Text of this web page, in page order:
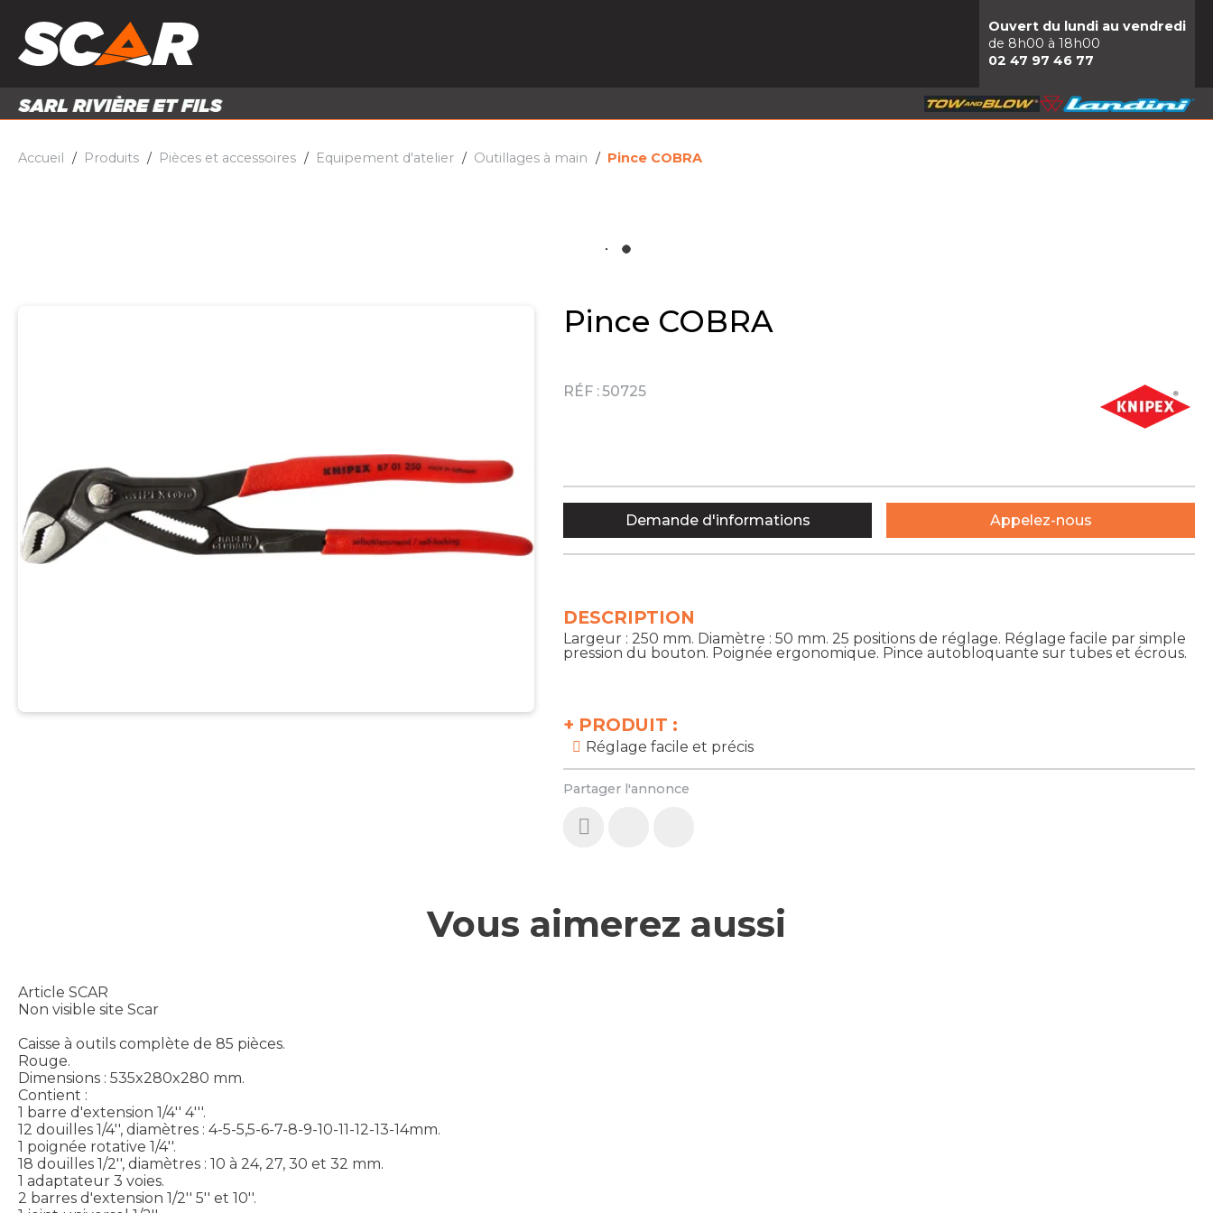
PIÈCES ET ACCESSOIRES
Ouvert du lundi au vendredi
de 8h00 à 18h00
02 47 97 46 77
Accueil Produits Pièces et accessoires Equipement d'atelier Outillages à main Pince COBRA
Pince COBRA
RÉF :50725
+ PRODUIT :
Réglage facile et précis
Partager l'annonce
DESCRIPTION
Largeur : 250 mm. Diamètre : 50 mm. 25 positions de réglage. Réglage facile par simple
pression du bouton. Poignée ergonomique. Pince autobloquante sur tubes et écrous.
Demande d'informations Appelez-nous
Vous aimerez aussi
Article SCAR
Non visible site Scar
Caisse à outils complète de 85 pièces.
Rouge.
Dimensions : 535x280x280 mm.
Contient :
1 barre d'extension 1/4'' 4'''.
12 douilles 1/4'', diamètres : 4-5-5,5-6-7-8-9-10-11-12-13-14mm.
1 poignée rotative 1/4''.
18 douilles 1/2'', diamètres : 10 à 24, 27, 30 et 32 mm.
1 adaptateur 3 voies.
2 barres d'extension 1/2'' 5'' et 10''.